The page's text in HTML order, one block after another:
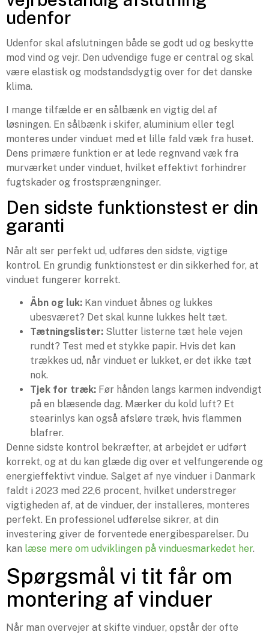
udenfor
Udenfor skal afslutningen både se godt ud og beskytte
mod vind og vejr. Den udvendige fuge er central og skal
være elastisk og modstandsdygtig over for det danske
klima.
I mange tilfælde er en sålbænk en vigtig del af
løsningen. En sålbænk i skifer, aluminium eller tegl
monteres under vinduet med et lille fald væk fra huset.
Dens primære funktion er at lede regnvand væk fra
murværket under vinduet, hvilket effektivt forhindrer
fugtskader og frostsprængninger.
Den sidste funktionstest er din
garanti
Når alt ser perfekt ud, udføres den sidste, vigtige
kontrol. En grundig funktionstest er din sikkerhed for, at
vinduet fungerer korrekt.
Åbn og luk: Kan vinduet åbnes og lukkes
ubesværet? Det skal kunne lukkes helt tæt.
Tætningslister: Slutter listerne tæt hele vejen
rundt? Test med et stykke papir. Hvis det kan
trækkes ud, når vinduet er lukket, er det ikke tæt
nok.
Tjek for træk: Før hånden langs karmen indvendigt
på en blæsende dag. Mærker du kold luft? Et
stearinlys kan også afsløre træk, hvis flammen
blafrer.
Denne sidste kontrol bekræfter, at arbejdet er udført
korrekt, og at du kan glæde dig over et velfungerende og
energieffektivt vindue. Salget af nye vinduer i Danmark
faldt i 2023 med 22,6 procent, hvilket understreger
vigtigheden af, at de vinduer, der installeres, monteres
perfekt. En professionel udførelse sikrer, at din
investering giver de forventede energibesparelser. Du
kan læse mere om udviklingen på vinduesmarkedet her.
Spørgsmål vi tit får om
montering af vinduer
Når man overvejer at skifte vinduer, opstår der ofte